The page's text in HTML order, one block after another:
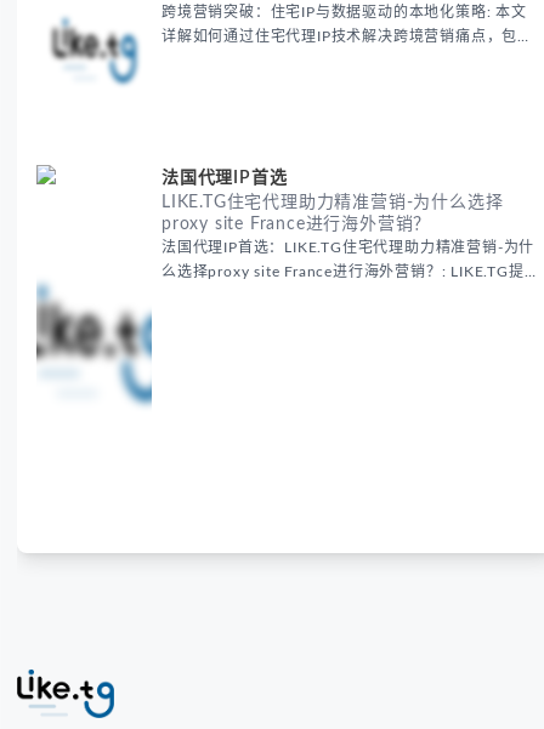
跨境营销突破：住宅IP与数据驱动的本地化策略: 本文
详解如何通过住宅代理IP技术解决跨境营销痛点，包括
法国代理IP首选
LIKE.TG住宅代理助力精准营销-为什么选择
proxy site France进行海外营销？
法国代理IP首选：LIKE.TG住宅代理助力精准营销-为什
么选择proxy site France进行海外营销？: LIKE.TG提